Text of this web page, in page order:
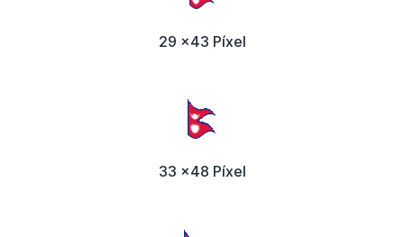
29 x43 Píxel
33 x48 Píxel